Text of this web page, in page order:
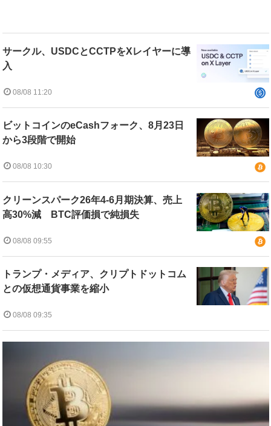
サークル、USDCとCCTPをXレイヤーに導
入
08/08 11:20
ビットコインのeCashフォーク、8月23日
から3段階で開始
08/08 10:30
クリーンスパーク26年4-6月期決算、売上
高30%減 BTC評価損で純損失
08/08 09:55
トランプ・メディア、クリプトドットコム
との仮想通貨事業を縮小
08/08 09:35